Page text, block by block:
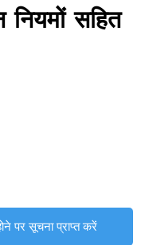
नियमों सहित
पर सूचना प्राप्त करें